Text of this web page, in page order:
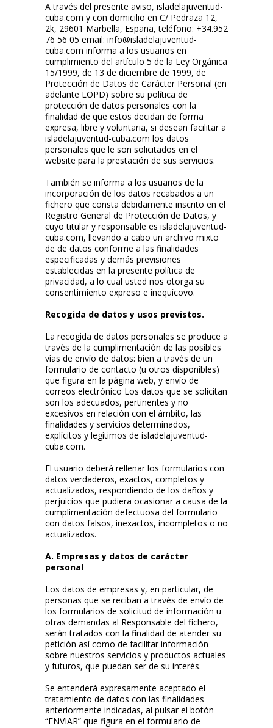
A través del presente aviso, isladelajuventud-
cuba.com y con domicilio en C/ Pedraza 12,
2k, 29601 Marbella, España, teléfono: +34.952
76 56 05 email: info@isladelajuventud-
cuba.com informa a los usuarios en
cumplimiento del artículo 5 de la Ley Orgánica
15/1999, de 13 de diciembre de 1999, de
Protección de Datos de Carácter Personal (en
adelante LOPD) sobre su política de
protección de datos personales con la
finalidad de que estos decidan de forma
expresa, libre y voluntaria, si desean facilitar a
isladelajuventud-cuba.com los datos
personales que le son solicitados en el
website para la prestación de sus servicios.
También se informa a los usuarios de la
incorporación de los datos recabados a un
fichero que consta debidamente inscrito en el
Registro General de Protección de Datos, y
cuyo titular y responsable es isladelajuventud-
cuba.com, llevando a cabo un archivo mixto
de de datos conforme a las finalidades
especificadas y demás previsiones
establecidas en la presente política de
privacidad, a lo cual usted nos otorga su
consentimiento expreso e inequícovo.
Recogida de datos y usos previstos.
La recogida de datos personales se produce a
través de la cumplimentación de las posibles
vías de envío de datos: bien a través de un
formulario de contacto (u otros disponibles)
que figura en la página web, y envío de
correos electrónico Los datos que se solicitan
son los adecuados, pertinentes y no
excesivos en relación con el ámbito, las
finalidades y servicios determinados,
explícitos y legítimos de isladelajuventud-
cuba.com.
El usuario deberá rellenar los formularios con
datos verdaderos, exactos, completos y
actualizados, respondiendo de los daños y
perjuicios que pudiera ocasionar a causa de la
cumplimentación defectuosa del formulario
con datos falsos, inexactos, incompletos o no
actualizados.
A. Empresas y datos de carácter
personal
Los datos de empresas y, en particular, de
personas que se reciban a través de envío de
los formularios de solicitud de información u
otras demandas al Responsable del fichero,
serán tratados con la finalidad de atender su
petición así como de facilitar información
sobre nuestros servicios y productos actuales
y futuros, que puedan ser de su interés.
Se entenderá expresamente aceptado el
tratamiento de datos con las finalidades
anteriormente indicadas, al pulsar el botón
“ENVIAR” que figura en el formulario de